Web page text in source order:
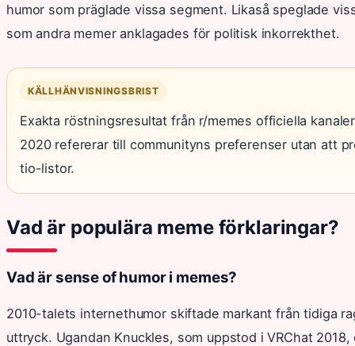
humor som präglade vissa segment. Likaså speglade
som andra memer anklagades för politisk inkorrekthet.
KÄLLHÄNVISNINGSBRIST
Exakta röstningsresultat från r/memes officiella
2020 refererar till communityns preferenser utan att
tio-listor.
Vad är populära meme förklaringar?
Vad är sense of humor i memes?
2010-talets internethumor skiftade markant från tidiga
uttryck. Ugandan Knuckles, som uppstod i VRChat